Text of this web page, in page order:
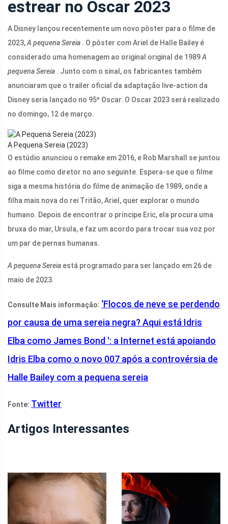
estrear no Oscar 2023
A Disney lançou recentemente um novo pôster para o filme de
2023,A pequena Sereia . O pôster com Ariel de Halle Bailey é
considerado uma homenagem ao original original de 1989A
pequena Sereia . Junto com o sinal, os fabricantes também
anunciaram que o trailer oficial da adaptação live-action da
Disney seria lançado no 95º Oscar. O Oscar 2023 será realizado
no domingo, 12 de março.
A Pequena Sereia (2023)
O estúdio anunciou o remake em 2016, e Rob Marshall se juntou
ao filme como diretor no ano seguinte. Espera-se que o filme
siga a mesma história do filme de animação de 1989, onde a
filha mais nova do rei Tritão, Ariel, quer explorar o mundo
humano. Depois de encontrar o príncipe Eric, ela procura uma
bruxa do mar, Ursula, e faz um acordo para trocar sua voz por
um par de pernas humanas.
A pequena Sereia está programado para ser lançado em 26 de
maio de 2023.
Consulte Mais informação: ‘Flocos de neve se perdendo
por causa de uma sereia negra? Aqui está Idris
Elba como James Bond ': a Internet está apoiando
Idris Elba como o novo 007 após a controvérsia de
Halle Bailey com a pequena sereia
Fonte: Twitter
Artigos Interessantes